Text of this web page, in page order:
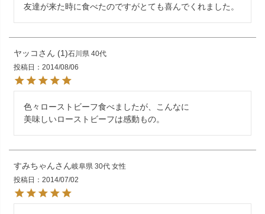
友達が来た時に食べたのですがとても喜んでくれました。
ヤッコ 1 石川県 40代
投稿日
2014/08/06
色々ローストビーフ食べましたが、こんなに
美味しいローストビーフは感動もの。
すみちゃん 岐阜県 30代 女性
投稿日
2014/07/02